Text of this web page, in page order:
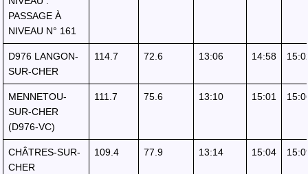
PASSAGE À
NIVEAU N° 161
D976 LANGON-
SUR-CHER
114.7 72.6 13:06 14:58
MENNETOU-
SUR-CHER
(D976-VC)
111.7 75.6 13:10 15:01
CHÂTRES-SUR-
CHER
109.4 77.9 13:14 15:04